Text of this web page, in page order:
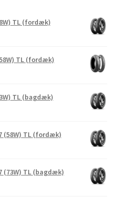
TL (fordæk)
TL (fordæk)
TL (bagdæk)
(58W) TL (fordæk)
(73W) TL (bagdæk)